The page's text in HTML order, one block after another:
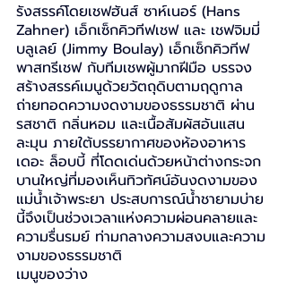
รังสรรค์โดยเชฟฮันส์ ซาห์เนอร์ (Hans
Zahner) เอ็กเซ็กคิวทีฟเชฟ และ เชฟจิมมี่
บลูเลย์ (Jimmy Boulay) เอ็กเซ็กคิวทีฟ
พาสทรีเชฟ กับทีมเชพผู้มากฝีมือ บรรจง
สร้างสรรค์เมนูด้วยวัตถุดิบตามฤดูกาล
ถ่ายทอดความงดงามของธรรมชาติ ผ่าน
รสชาติ กลิ่นหอม และเนื้อสัมผัสอันแสน
ละมุน ภายใต้บรรยากาศของห้องอาหาร
เดอะ ล็อบบี้ ที่โดดเด่นด้วยหน้าต่างกระจก
บานใหญ่ที่มองเห็นทิวทัศน์อันงดงามของ
แม่น้ำเจ้าพระยา ประสบการณ์น้ำชายามบ่าย
นี้จึงเป็นช่วงเวลาแห่งความผ่อนคลายและ
ความรื่นรมย์ ท่ามกลางความสงบและความ
งามของธรรมชาติ
เมนูของว่าง